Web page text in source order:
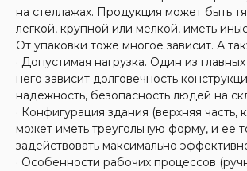
на стеллажах. Продукция может быть
легкой, крупной или мелкой, иметь
От упаковки тоже многое зависит. А
· Допустимая нагрузка. Один из
него зависит долговечность
надежность, безопасность людей на
· Конфигурация здания (верхняя часть,
может иметь треугольную форму, и ее
задействовать максимально
· Особенности рабочих процессов